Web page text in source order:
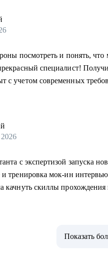
посмотреть и понять,
специалист!
с учетом современных
с экспертизой запуска
и тренировка мок-ин
качнуть скиллы
Показать